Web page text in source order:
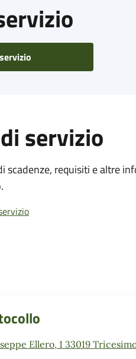
servizio
scadenze, requisiti e altre
Ellero, 1 33019